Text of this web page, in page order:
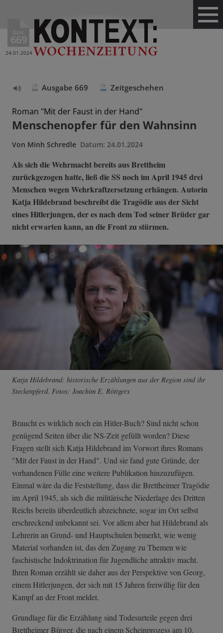
Ausg.
669
24.01.2024
vorlesen
Ausgabe 669 Zeitgeschehen
Roman "Mit der Faust in der Hand"
Menschenopfer für den Wahnsinn
Von Minh Schredle Datum: 24.01.2024
Als sich die Wehrmacht bereits aus Brettheim
zurückgezogen hatte, ließ die SS noch im April 1945 drei
Menschen wegen Wehrkraftzersetzung erhängen. Autorin
Katja Hildebrand beschreibt die Tragödie aus der Sicht
eines Hitlerjungen, der es nach dem Tod seiner Brüder gar
nicht erwarten kann, an die Front zu stürmen.
Katja Hildebrand: historische Erzählungen aus der Region sind ihr
Steckenpferd. Fotos: Joachim E. Röttgers
Braucht es wirklich noch ein Hitler-Buch? Sind nicht schon
genügend Seiten über die NS-Zeit gefüllt worden? Diese
Fragen stellt sich Katja Hildebrand im Vorwort ihres Romans
"Mit der Faust in der Hand". Und sie fand gute Gründe, der
vorhandenen Fülle eine weitere Publikation hinzuzufügen.
Einmal wäre da die Feststellung, dass die Brettheimer Tragödie
im April 1945, als sich die militärische Niederlage des Dritten
Reichs bereits überdeutlich abzeichnete, sogar im Ort selbst
erschreckend unbekannt sei. Vor allem aber hat Hildebrand als
Lehrerin an Grund- und Hauptschulen bemerkt, wie wenig
Material vorhanden ist, das den Zugang zu Themen wie
faschistische Indoktrination für Jugendliche attraktiv macht.
Ihren Roman erzählt sie daher aus der Perspektive von Georg,
einem Hitlerjungen, der sich mit 15 Jahren freiwillig für den
Kampf an der Front meldet.
Grundlage für die Erzählung sind Todesurteile gegen drei
Brettheimer Bürger, die nach einem Scheinprozess am 10.